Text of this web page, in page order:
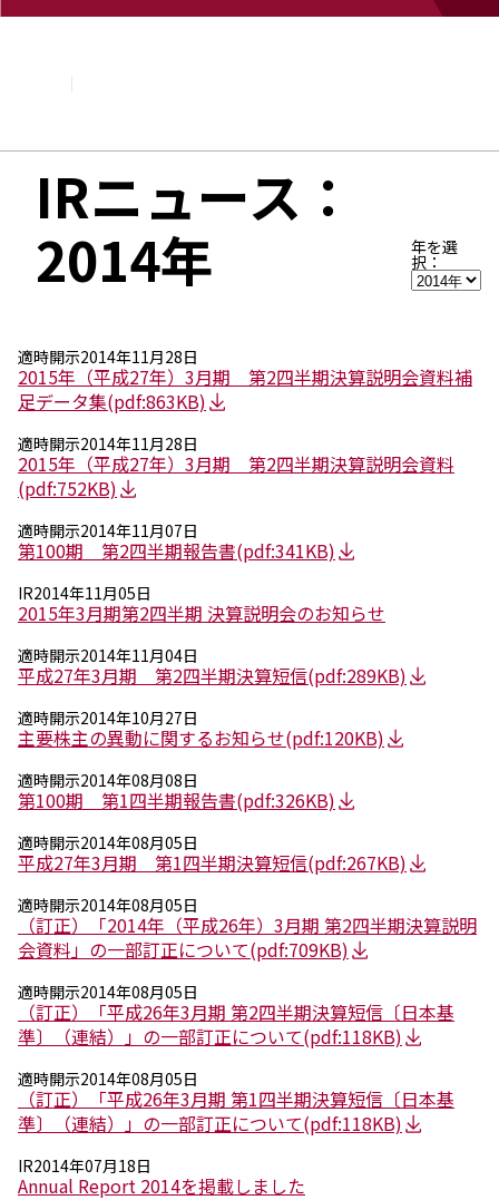
役員・執行役員
国内・海外のNAGASEグループ
ニュース
2026年
2025年
2024年
2022年
2021年
2020年
2019年
2017年
2016年
2015年
2014年
事業案内
機能化学品事業部
スペシャリティケミカル事業部
ポリマーグローバルアカウント事業部
エレクトロニクス事業部
先進機能材料事業部
ライフ＆ヘルスケア製品事業部
ナガセバイオイノベーションセンター
ナガセアプリケーションワークショップ
未来共創室
NAGASEバイオテック室
IRニュース：
2014年
年を選
択：
適時開示2014年11月28日
2015年（平成27年）3月期 第2四半期決算説明会資料補
足データ集(pdf:863KB)
適時開示2014年11月28日
2015年（平成27年）3月期 第2四半期決算説明会資料
(pdf:752KB)
適時開示2014年11月07日
第100期 第2四半期報告書(pdf:341KB)
IR2014年11月05日
2015年3月期第2四半期 決算説明会のお知らせ
適時開示2014年11月04日
平成27年3月期 第2四半期決算短信(pdf:289KB)
適時開示2014年10月27日
主要株主の異動に関するお知らせ(pdf:120KB)
適時開示2014年08月08日
第100期 第1四半期報告書(pdf:326KB)
適時開示2014年08月05日
平成27年3月期 第1四半期決算短信(pdf:267KB)
適時開示2014年08月05日
（訂正）「2014年（平成26年）3月期 第2四半期決算説明
会資料」の一部訂正について(pdf:709KB)
適時開示2014年08月05日
（訂正）「平成26年3月期 第2四半期決算短信〔日本基
準〕（連結）」の一部訂正について(pdf:118KB)
適時開示2014年08月05日
（訂正）「平成26年3月期 第1四半期決算短信〔日本基
準〕（連結）」の一部訂正について(pdf:118KB)
IR2014年07月18日
Annual Report 2014を掲載しました